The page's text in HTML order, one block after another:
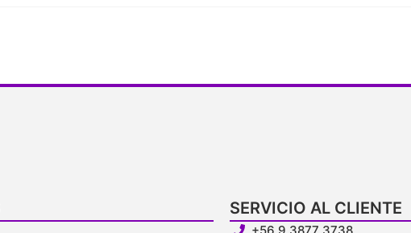
SERVICIO AL CLIENTE